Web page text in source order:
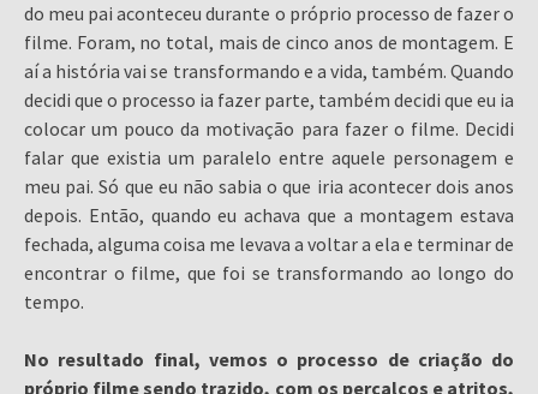
do meu pai aconteceu durante o próprio processo de fazer o
filme. Foram, no total, mais de cinco anos de montagem. E
aí a história vai se transformando e a vida, também. Quando
decidi que o processo ia fazer parte, também decidi que eu ia
colocar um pouco da motivação para fazer o filme. Decidi
falar que existia um paralelo entre aquele personagem e
meu pai. Só que eu não sabia o que iria acontecer dois anos
depois. Então, quando eu achava que a montagem estava
fechada, alguma coisa me levava a voltar a ela e terminar de
encontrar o filme, que foi se transformando ao longo do
tempo.
No resultado final, vemos o processo de criação do
próprio filme sendo trazido, com os percalços e atritos,